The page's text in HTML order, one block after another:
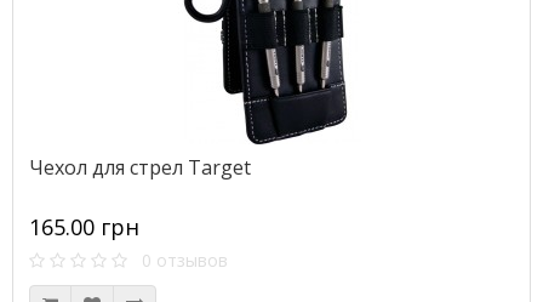
Чехол для стрел Target
165.00 грн
0 отзывов